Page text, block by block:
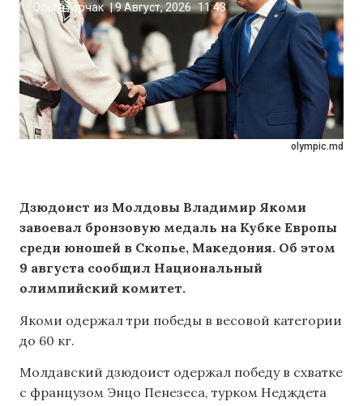
olympic.md
Ольга Горчак |9 Август, 2026 11:43
Дзюдоист из Молдовы Владимир Якоми
завоевал бронзовую медаль на Кубке Европы
среди юношей в Скопье, Македония. Об этом
9 августа сообщил Национальный
олимпийский комитет.
Якоми одержал три победы в весовой категории
до 60 кг.
Молдавский дзюдоист одержал победу в схватке
с французом Энцо Пенезеса, турком Недждета